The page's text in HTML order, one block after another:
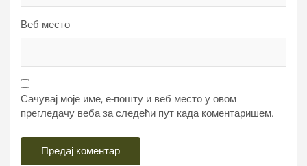
Веб место
Сачувај моје име, е-пошту и веб место у овом
прегледачу веба за следећи пут када коментаришем.